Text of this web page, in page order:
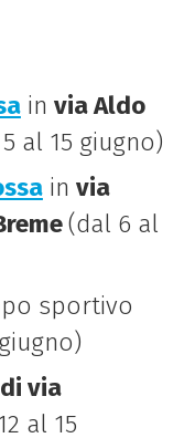
in via Aldo
al 15 giugno)
in via
(dal 6 al
sportivo
via
al 15